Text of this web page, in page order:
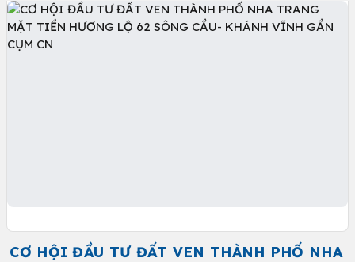
CƠ HỘI ĐẦU TƯ ĐẤT VEN THÀNH PHỐ NHA